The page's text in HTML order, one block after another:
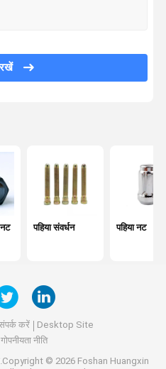
रखें
पहिया संवर्धन पहिया नट
करें
Desktop Site
गोपनीयता नीति
© 2026 Foshan Huangxin